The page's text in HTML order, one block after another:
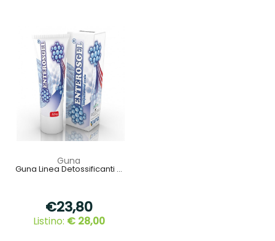
Guna
Guna Linea Detossificanti ...
€23,80
Listino: € 28,00